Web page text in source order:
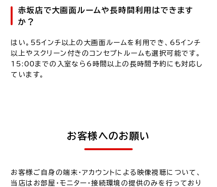
赤坂店で大画面ルームや長時間利用はできます
か？
はい。55インチ以上の大画面ルームを利用でき、65インチ
以上やスクリーン付きのコンセプトルームも選択可能です。
15:00までの入室なら6時間以上の長時間予約にも対応し
ています。
お客様へのお願い
お客様ご自身の端末・アカウントによる映像視聴について、
当店はお部屋・モニター・接続環境の提供のみを行っており